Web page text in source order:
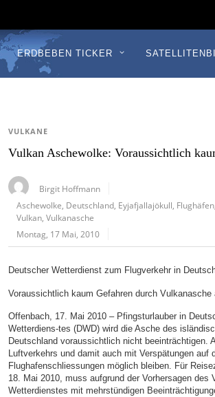
ERDBEBEN TICKER
VULKANE
Vulkan Aschewolke: Voraussichtlich
Birgit Hoffmann
Aschewolke Deutschland Eyjafjallajökull Flughäfen
Vulkan ,Vulkanasche
Montag, 17 Mai, 2010
Deutscher Wetterdienst zum Flugverkehr in
Voraussichtlich kaum Gefahren durch Vulkanasche
Offenbach, 17. Mai 2010 – Pfingsturlauber in
Wetterdiens-tes (DWD) wird die Asche des
Deutschland voraussichtlich nicht beeinträchtigen.
Luftverkehrs und damit auch mit Verspätungen
Flughafenschliessungen möglich bleiben. Für
18. Mai 2010, muss aufgrund der Vorhersagen
Wetterdienstes mit mehrstündigen